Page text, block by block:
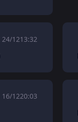
24/1213:32
16/1220:03